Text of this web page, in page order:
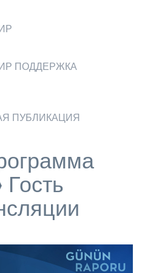
ПОДДЕРЖКА
ПУБЛИКАЦИЯ